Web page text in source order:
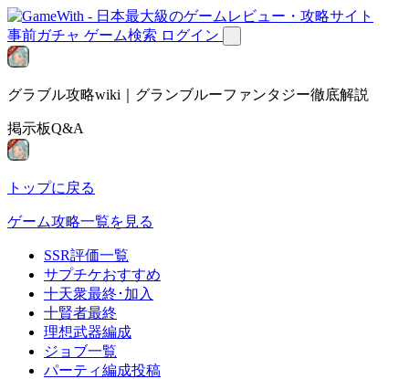
事前ガチャ ゲーム検索 ログイン
グラブル攻略wiki｜グランブルーファンタジー徹底解説
掲示板Q&A
トップに戻る
ゲーム攻略一覧を見る
SSR評価一覧
サプチケおすすめ
十天衆最終･加入
十賢者最終
理想武器編成
ジョブ一覧
パーティ編成投稿